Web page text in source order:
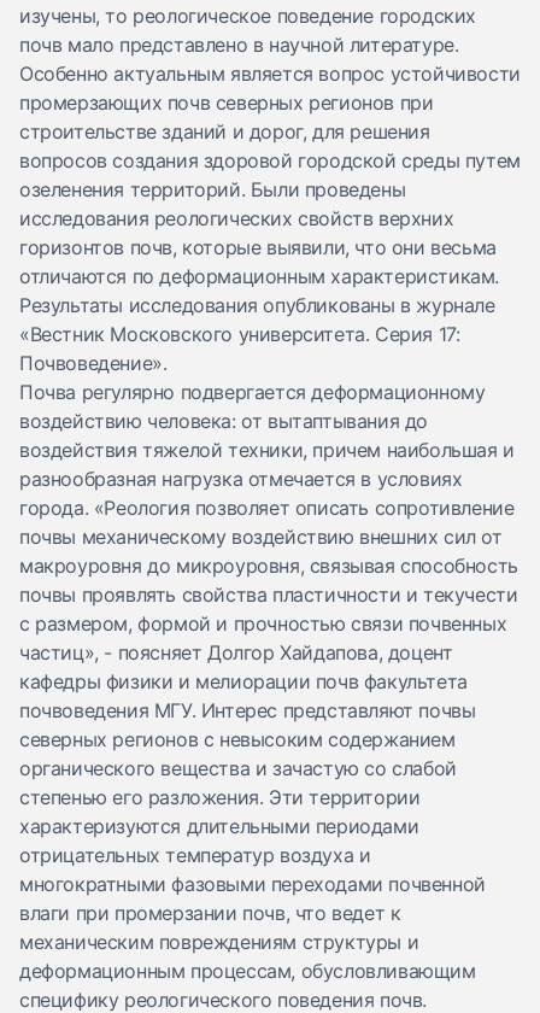
изучены, то реологическое поведение городских
почв мало представлено в научной литературе.
Особенно актуальным является вопрос устойчивости
промерзающих почв северных регионов при
строительстве зданий и дорог, для решения
вопросов создания здоровой городской среды путем
озеленения территорий. Были проведены
исследования реологических свойств верхних
горизонтов почв, которые выявили, что они весьма
отличаются по деформационным характеристикам.
Результаты исследования опубликованы в журнале
«Вестник Московского университета. Серия 17:
Почвоведение».
Почва регулярно подвергается деформационному
воздействию человека: от вытаптывания до
воздействия тяжелой техники, причем наибольшая и
разнообразная нагрузка отмечается в условиях
города. «Реология позволяет описать сопротивление
почвы механическому воздействию внешних сил от
макроуровня до микроуровня, связывая способность
почвы проявлять свойства пластичности и текучести
с размером, формой и прочностью связи почвенных
частиц», - поясняет Долгор Хайдапова, доцент
кафедры физики и мелиорации почв факультета
почвоведения МГУ. Интерес представляют почвы
северных регионов с невысоким содержанием
органического вещества и зачастую со слабой
степенью его разложения. Эти территории
характеризуются длительными периодами
отрицательных температур воздуха и
многократными фазовыми переходами почвенной
влаги при промерзании почв, что ведет к
механическим повреждениям структуры и
деформационным процессам, обусловливающим
специфику реологического поведения почв.